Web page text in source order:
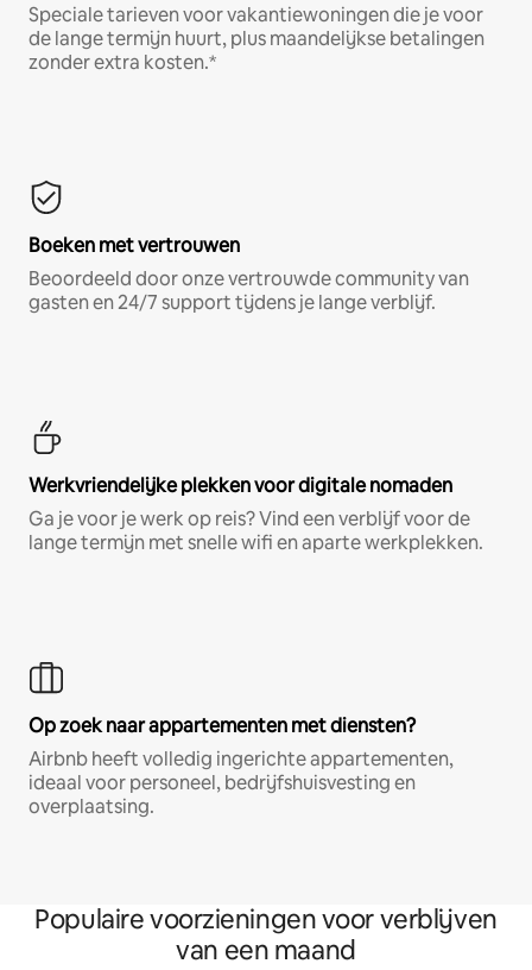
Speciale tarieven voor vakantiewoningen die je voor
de lange termijn huurt, plus maandelijkse betalingen
zonder extra kosten.*
Boeken met vertrouwen
Beoordeeld door onze vertrouwde community van
gasten en 24/7 support tijdens je lange verblijf.
Werkvriendelijke plekken voor digitale nomaden
Ga je voor je werk op reis? Vind een verblijf voor de
lange termijn met snelle wifi en aparte werkplekken.
Op zoek naar appartementen met diensten?
Airbnb heeft volledig ingerichte appartementen,
ideaal voor personeel, bedrijfshuisvesting en
overplaatsing.
Populaire voorzieningen voor verblijven
van een maand